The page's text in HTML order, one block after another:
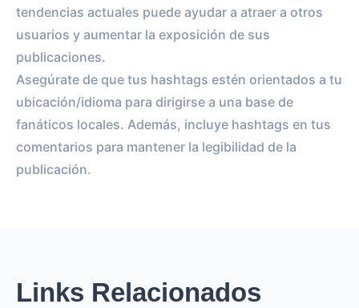
tendencias actuales puede ayudar a atraer a otros
usuarios y aumentar la exposición de sus
publicaciones.
Asegúrate de que tus hashtags estén orientados a tu
ubicación/idioma para dirigirse a una base de
fanáticos locales. Además, incluye hashtags en tus
comentarios para mantener la legibilidad de la
publicación.
Links Relacionados